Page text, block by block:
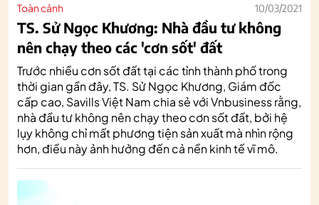
Toàn cảnh 10/03/2021
TS. Sử Ngọc Khương: Nhà đầu tư không
nên chạy theo các 'cơn sốt' đất
Trước nhiều cơn sốt đất tại các tỉnh thành phố trong
thời gian gần đây, TS. Sử Ngọc Khương, Giám đốc
cấp cao, Savills Việt Nam chia sẻ với Vnbusiness rằng,
nhà đầu tư không nên chạy theo cơn sốt đất, bởi hệ
lụy không chỉ mất phương tiện sản xuất mà nhìn rộng
hơn, điều này ảnh hưởng đến cả nền kinh tế vĩ mô.